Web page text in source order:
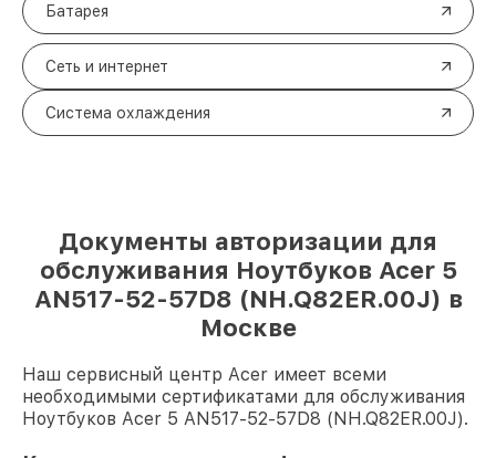
Батарея
Сеть и интернет
Система охлаждения
Документы авторизации для
обслуживания Ноутбуков Acer 5
AN517-52-57D8 (NH.Q82ER.00J) в
Москве
Наш сервисный центр Acer имеет всеми
необходимыми сертификатами для обслуживания
Ноутбуков Acer 5 AN517-52-57D8 (NH.Q82ER.00J).